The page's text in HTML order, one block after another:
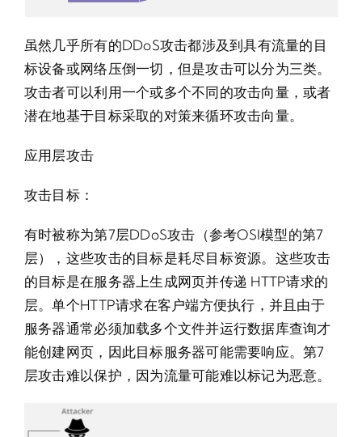
虽然几乎所有的DDoS攻击都涉及到具有流量的目
标设备或网络压倒一切，但是攻击可以分为三类。
攻击者可以利用一个或多个不同的攻击向量，或者
潜在地基于目标采取的对策来循环攻击向量。
应用层攻击
攻击目标：
有时被称为第7层DDoS攻击（参考OSI模型的第7
层），这些攻击的目标是耗尽目标资源。这些攻击
的目标是在服务器上生成网页并传递 HTTP请求的
层。单个HTTP请求在客户端方便执行，并且由于
服务器通常必须加载多个文件并运行数据库查询才
能创建网页，因此目标服务器可能需要响应。第7
层攻击难以保护，因为流量可能难以标记为恶意。